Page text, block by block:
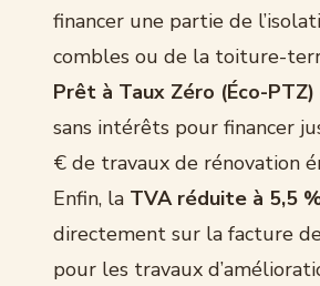
financer une partie de
combles ou de la toiture-
Prêt à Taux Zéro (Éco-PTZ)
sans intérêts pour financer
€ de travaux de rénovation
Enfin, la TVA réduite à 5,5
directement sur la facture
pour les travaux